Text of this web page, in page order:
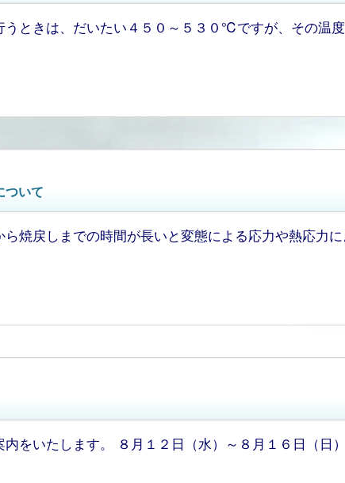
うときは、だいたい４５０～５３０℃ですが、その温
ついて
焼戻しまでの時間が長いと変態による応力や熱応力
をいたします。 ８月１２日（水）～８月１６日（日